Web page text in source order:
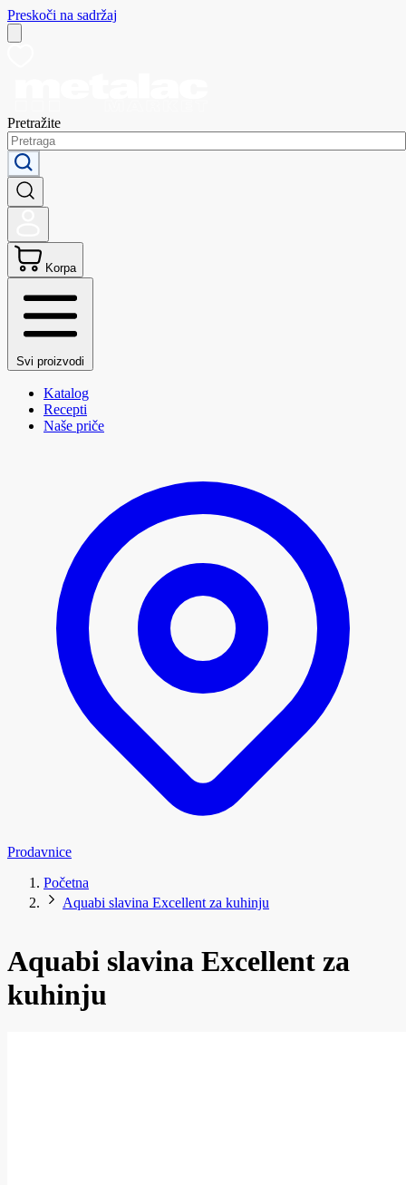
Preskoči na sadržaj
Pretražite
Korpa
Svi proizvodi
Katalog
Recepti
Naše priče
Prodavnice
Početna
Aquabi slavina Excellent za kuhinju
Aquabi slavina Excellent za
kuhinju